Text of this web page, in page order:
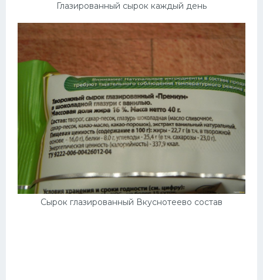
Глазированный сырок каждый день
Сырок глазированный Вкуснотеево состав